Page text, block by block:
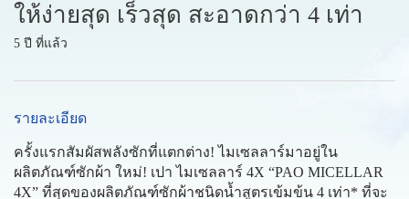
ให้ง่ายสุด เร็วสุด สะอาดกว่า 4 เท่า
5 ปี ที่แล้ว
รายละเอียด
ครั้งแรกสัมผัสพลังซักที่แตกต่าง! ไมเซลลาร์มาอยู่ใน
ผลิตภัณฑ์ซักผ้า ใหม่! เปา ไมเซลลาร์ 4X “PAO MICELLAR
4X” ที่สุดของผลิตภัณฑ์ซักผ้าชนิดน้ำสูตรเข้มข้น 4 เท่า* ที่จะ